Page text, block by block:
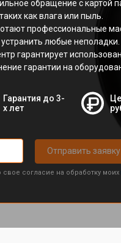
обращение с картой
как влага или пыль.
профессиональные
любые неполадки.
гарантирует
гарантии на
Гарантия до 3-
х лет
Отправить заявку
согласие на обработку моих